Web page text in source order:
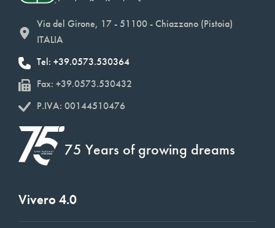
Via del Girone, 17 - 51100 - Chiazzano (Pistoia)
ITALIA
Tel: +39.0573.530364
Fax: +39.0573.530432
P.IVA: 00144510476
75 Years of growing dreams
Vivero 4.0